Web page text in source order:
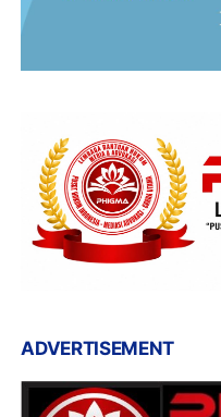
ADVERTISEMENT